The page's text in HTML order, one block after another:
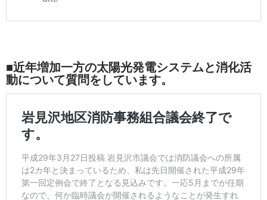
■近年増加一方の太陽光発電システムと消化活
動について質問をしています。